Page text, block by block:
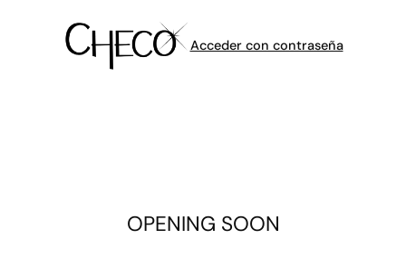
Acceder con contraseña
OPENING SOON